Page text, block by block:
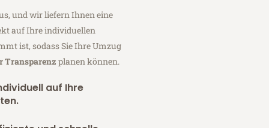
und wir liefern Ihnen eine
auf Ihre individuellen
ist, sodass Sie Ihre Umzug
Transparenz planen können.
auf Ihre